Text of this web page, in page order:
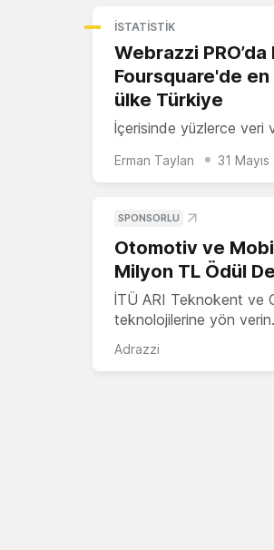
İSTATISTIK
Webrazzi
Foursquare'de
ülke Türkiye
İçerisinde yüzlerce veri
Erman Taylan 31 Mayıs
SPONSORLU
Otomotiv ve
Milyon TL Ödül
İTÜ ARI Teknokent ve
teknolojilerine yön
Adrazzi